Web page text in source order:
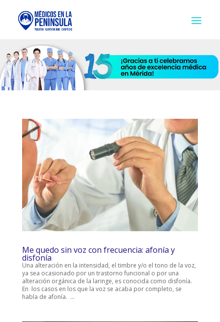
Me quedo sin voz con frecuencia: afonía y
disfonía
Una alteración en la intensidad, el timbre y/o el tono de la voz,
ya sea ocasionado por un trastorno funcional o por una
alteración orgánica de la laringe, es conocida como disfonía.
En los casos en los que la voz se acaba por completo, se
habla de afonía. ...